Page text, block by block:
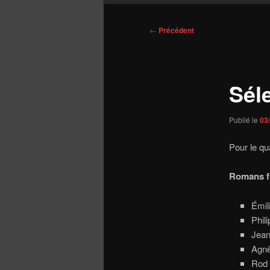
Navigation
← Précédent
Publié le
Pour le
Romans